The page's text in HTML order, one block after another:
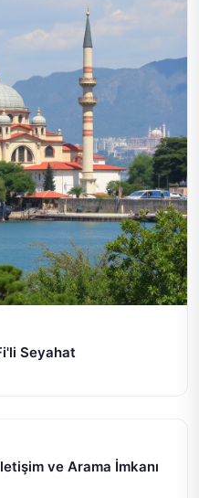
Seyahat
ve Arama İmkanı